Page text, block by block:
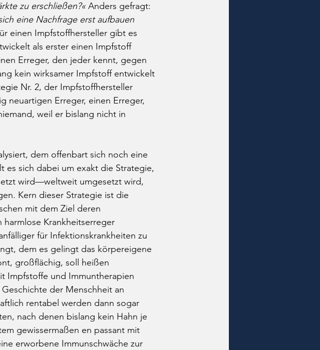
zu erschließen?« Anders gefragt:
eine Nachfrage erst aufbauen
einen Impfstoffhersteller gibt es
als erster einen Impfstoff
Erreger, den jeder kennt, gegen
kein wirksamer Impfstoff entwickelt
Nr. 2, der Impfstoffhersteller
neuartigen Erreger, einen Erreger,
weil er bislang nicht in
dem offenbart sich noch eine
es sich dabei um exakt die Strategie,
wird—weltweit umgesetzt wird,
Kern dieser Strategie ist die
mit dem Ziel deren
Krankheitserreger
für Infektionskrankheiten zu
dem es gelingt das körpereigene
großflächig, soll heißen
Impfstoffe und Immuntherapien
der Menschheit an
rentabel werden dann sogar
nach denen bislang kein Hahn je
gewissermaßen en passant mit
erworbene Immunschwäche zur